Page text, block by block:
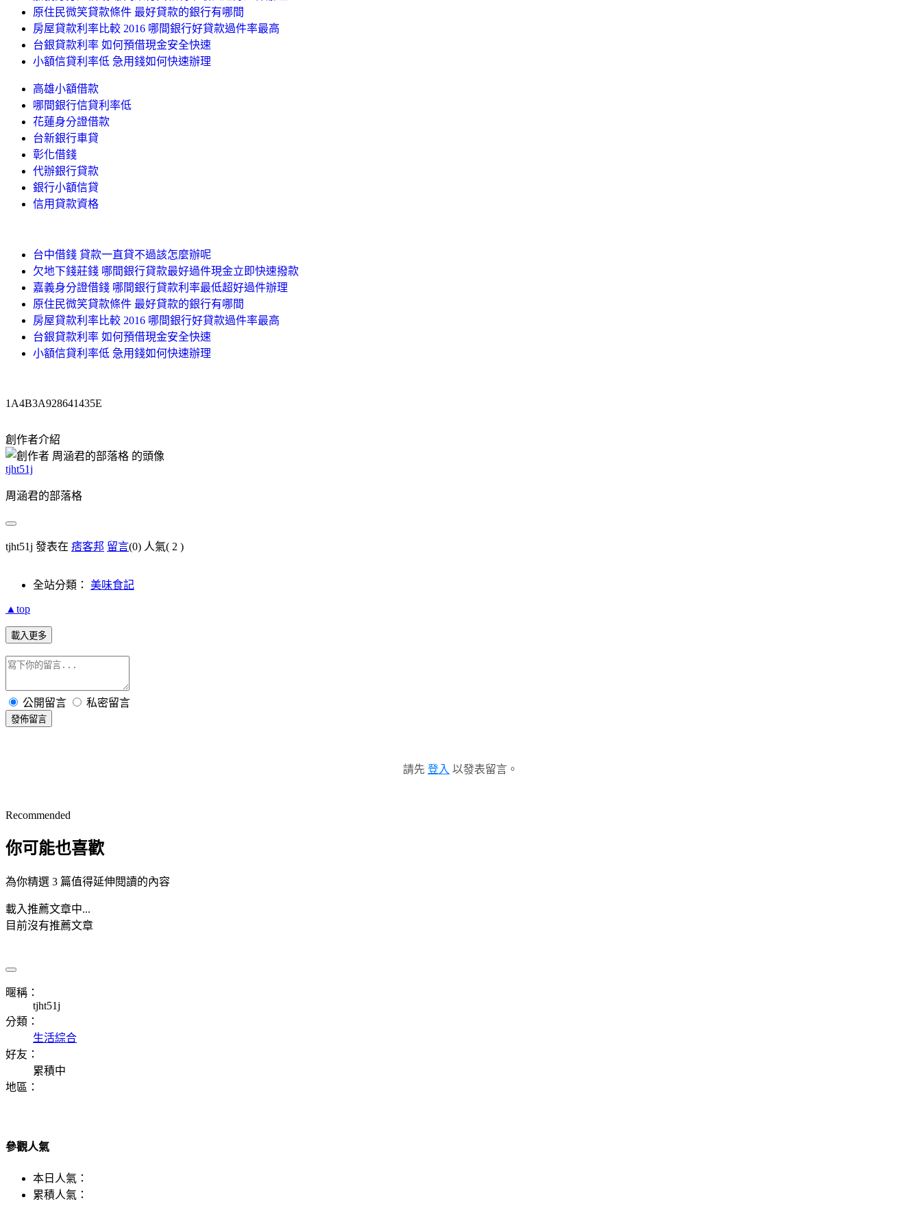
原住民微笑貸款條件 最好貸款的銀行有哪間
房屋貸款利率比較 2016 哪間銀行好貸款過件率最高
台銀貸款利率 如何預借現金安全快速
小額信貸利率低 急用錢如何快速辦理
高雄小額借款
哪間銀行信貸利率低
花蓮身分證借款
台新銀行車貸
彰化借錢
代辦銀行貸款
銀行小額信貸
信用貸款資格
台中借錢 貸款一直貸不過該怎麼辦呢
欠地下錢莊錢 哪間銀行貸款最好過件現金立即快速撥款
嘉義身分證借錢 哪間銀行貸款利率最低超好過件辦理
原住民微笑貸款條件 最好貸款的銀行有哪間
房屋貸款利率比較 2016 哪間銀行好貸款過件率最高
台銀貸款利率 如何預借現金安全快速
小額信貸利率低 急用錢如何快速辦理
1A4B3A928641435E
創作者介紹
tjht51j
周涵君的部落格
tjht51j 發表在 痞客邦 留言(0) 人氣( 2 )
全站分類： 美味食記
▲top
載入更多
公開留言 私密留言
發佈留言
請先 登入 以發表留言。
Recommended
你可能也喜歡
為你精選 3 篇值得延伸閱讀的內容
載入推薦文章中...
目前沒有推薦文章
暱稱：
tjht51j
分類：
生活綜合
好友：
累積中
地區：
參觀人氣
本日人氣：
累積人氣：